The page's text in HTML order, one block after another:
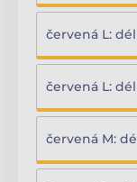
červená L:
červená L:
červená M: